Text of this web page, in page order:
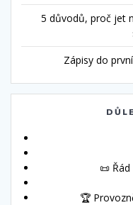
5 důvodů, proč jet
Zápisy do
📜
🏆